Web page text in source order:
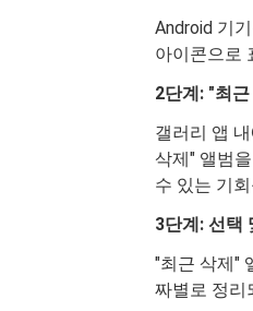
Android 기
아이콘으로
2단계: "최
갤러리 앱
삭제" 앨범
수 있는 기
3단계: 선택
"최근 삭제"
짜별로 정리